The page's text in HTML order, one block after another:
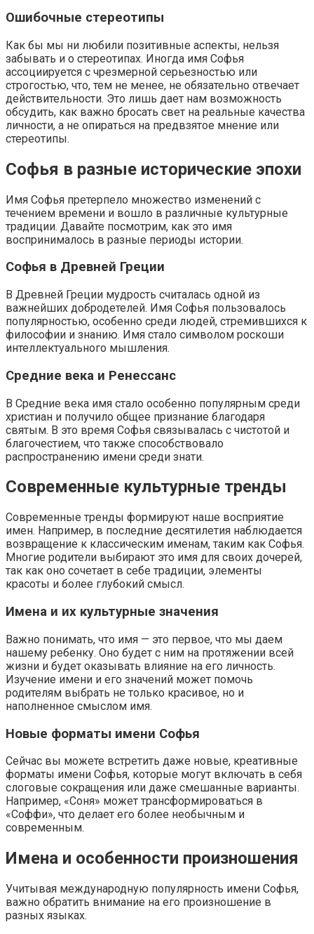
Ошибочные стереотипы
Как бы мы ни любили позитивные аспекты, нельзя
забывать и о стереотипах. Иногда имя Софья
ассоциируется с чрезмерной серьезностью или
строгостью, что, тем не менее, не обязательно отвечает
действительности. Это лишь дает нам возможность
обсудить, как важно бросать свет на реальные качества
личности, а не опираться на предвзятое мнение или
стереотипы.
Софья в разные исторические эпохи
Имя Софья претерпело множество изменений с
течением времени и вошло в различные культурные
традиции. Давайте посмотрим, как это имя
воспринималось в разные периоды истории.
Софья в Древней Греции
В Древней Греции мудрость считалась одной из
важнейших добродетелей. Имя Софья пользовалось
популярностью, особенно среди людей, стремившихся к
философии и знанию. Имя стало символом роскоши
интеллектуального мышления.
Средние века и Ренессанс
В Средние века имя стало особенно популярным среди
христиан и получило общее признание благодаря
святым. В это время Софья связывалась с чистотой и
благочестием, что также способствовало
распространению имени среди знати.
Современные культурные тренды
Современные тренды формируют наше восприятие
имен. Например, в последние десятилетия наблюдается
возвращение к классическим именам, таким как Софья.
Многие родители выбирают это имя для своих дочерей,
так как оно сочетает в себе традиции, элементы
красоты и более глубокий смысл.
Имена и их культурные значения
Важно понимать, что имя — это первое, что мы даем
нашему ребенку. Оно будет с ним на протяжении всей
жизни и будет оказывать влияние на его личность.
Изучение имени и его значений может помочь
родителям выбрать не только красивое, но и
наполненное смыслом имя.
Новые форматы имени Софья
Сейчас вы можете встретить даже новые, креативные
форматы имени Софья, которые могут включать в себя
слоговые сокращения или даже смешанные варианты.
Например, «Соня» может трансформироваться в
«Соффи», что делает его более необычным и
современным.
Имена и особенности произношения
Учитывая международную популярность имени Софья,
важно обратить внимание на его произношение в
разных языках.